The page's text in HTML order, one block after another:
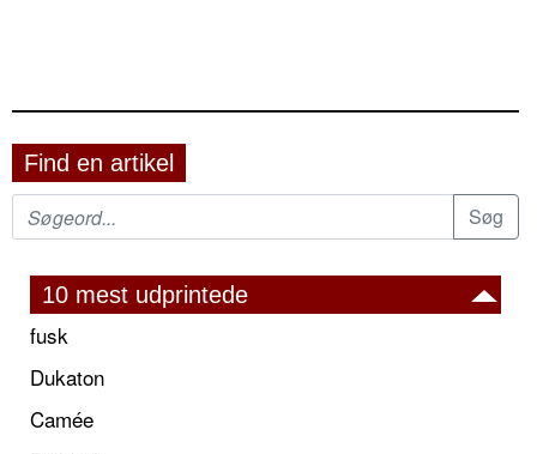
Find en artikel
10 mest udprintede
fusk
Dukaton
Camée